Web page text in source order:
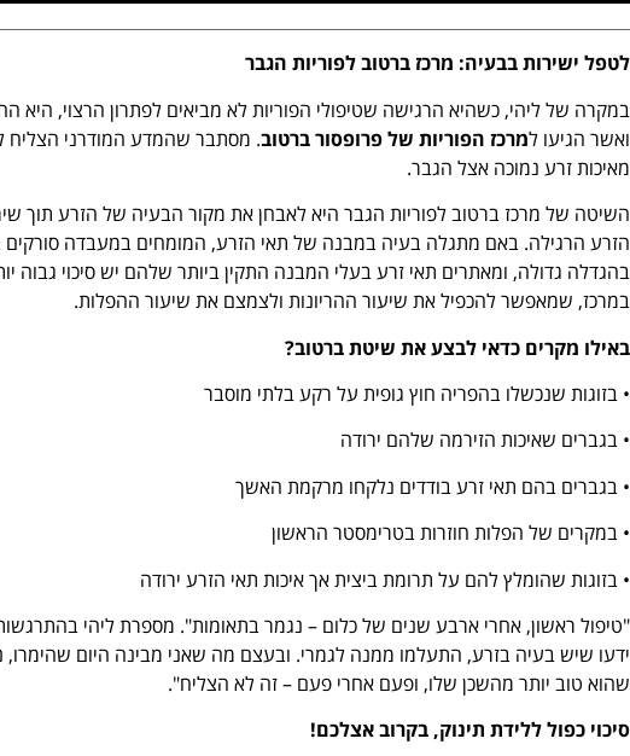
לטפל ישירות בבעיה: מרכז ברטוב לפוריות הגבר
במקרה של ליהי, כשהיא הרגישה שטיפולי הפוריות לא מביאים לפתרון הרצוי,
ואשר הגיעו למרכז הפוריות של פרופסור ברטוב. מסתבר שהמדע המודרני הצליח
מאיכות זרע נמוכה אצל הגבר.
השיטה של מרכז ברטוב לפוריות הגבר היא לאבחן את מקור הבעיה של הזרע תוך
הזרע הרגילה. באם מתגלה בעיה במבנה של תאי הזרע, המומחים במעבדה סורקים
בהגדלה גדולה, ומאתרים תאי זרע בעלי המבנה התקין ביותר שלהם יש סיכוי גבוה
במרכז, שמאפשר להכפיל את שיעור ההריונות ולצמצם את שיעור ההפלות.
באילו מקרים כדאי לבצע את שיטת ברטוב?
• בזוגות שנכשלו בהפריה חוץ גופית על רקע בלתי מוסבר
• בגברים שאיכות הזירמה שלהם ירודה
• בגברים בהם תאי זרע בודדים נלקחו מרקמת האשך
• במקרים של הפלות חוזרות בטרימסטר הראשון
• בזוגות שהומלץ להם על תרומת ביצית אך איכות תאי הזרע ירודה
"טיפול ראשון, אחרי ארבע שנים של כלום – נגמר בתאומות". מספרת ליהי
ידעו שיש בעיה בזרע, התעלמו ממנה לגמרי. ובעצם מה שאני מבינה היום שהימרו,
שהוא טוב יותר מהשכן שלו, ופעם אחרי פעם – זה לא הצליח".
סיכוי כפול ללידת תינוק, בקרוב אצלכם!